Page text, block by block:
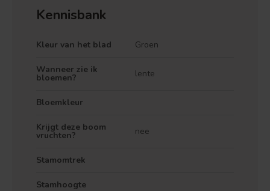
Kennisbank
Kleur van het blad Groen
Wanneer zie ik
bloemen? lente
Bloemkleur
Krijgt deze boom
vruchten? nee
Stamomtrek
Stamhoogte